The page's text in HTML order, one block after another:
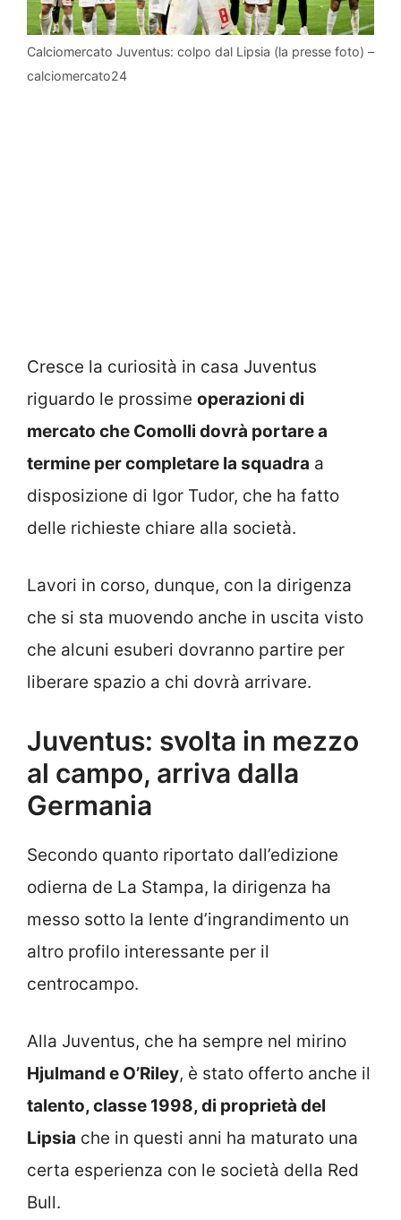
Calciomercato Juventus: colpo dal Lipsia (la presse foto) –
calciomercato24
Cresce la curiosità in casa Juventus
riguardo le prossime operazioni di
mercato che Comolli dovrà portare a
termine per completare la squadra a
disposizione di Igor Tudor, che ha fatto
delle richieste chiare alla società.
Lavori in corso, dunque, con la dirigenza
che si sta muovendo anche in uscita visto
che alcuni esuberi dovranno partire per
liberare spazio a chi dovrà arrivare.
Juventus: svolta in mezzo
al campo, arriva dalla
Germania
Secondo quanto riportato dall’edizione
odierna de La Stampa, la dirigenza ha
messo sotto la lente d’ingrandimento un
altro profilo interessante per il
centrocampo.
Alla Juventus, che ha sempre nel mirino
Hjulmand e O’Riley, è stato offerto anche il
talento, classe 1998, di proprietà del
Lipsia che in questi anni ha maturato una
certa esperienza con le società della Red
Bull.